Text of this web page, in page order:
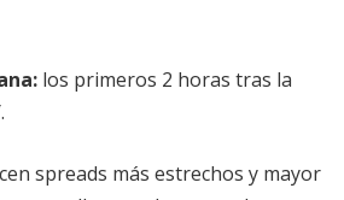
los primeros 2 horas tras la
spreads más estrechos y mayor